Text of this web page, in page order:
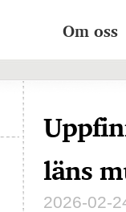
Om oss
läns
2026-02-